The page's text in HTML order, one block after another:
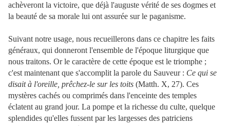
achèveront la victoire, que déjà l'auguste vérité de ses dogmes et
la beauté de sa morale lui ont assurée sur le paganisme.
Suivant notre usage, nous recueillerons dans ce chapitre les faits
généraux, qui donneront l'ensemble de l'époque liturgique que
nous traitons. Or le caractère de cette époque est le triomphe ;
c'est maintenant que s'accomplit la parole du Sauveur : Ce qui se
disait à l'oreille, prêchez-le sur les toits (Matth. X, 27). Ces
mystères cachés ou comprimés dans l'enceinte des temples
éclatent au grand jour. La pompe et la richesse du culte, quelque
splendides qu'elles fussent par les largesses des patriciens